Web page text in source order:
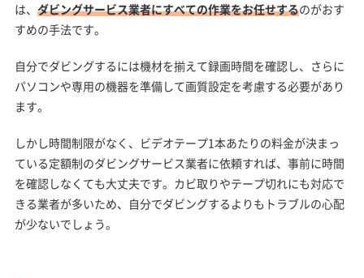
は、 ダビングサービス業者にすべての作業をお任せするのがおす
すめの手法です。
自分でダビングするには機材を揃えて録画時間を確認し、さらに
パソコンや専用の機器を準備して画質設定を考慮する必要があり
ます。
しかし時間制限がなく、ビデオテープ1本あたりの料金が決まっ
ている定額制のダビングサービス業者に依頼すれば、事前に時間
を確認しなくても大丈夫です。カビ取りやテープ切れにも対応で
きる業者が多いため、自分でダビングするよりもトラブルの心配
が少ないでしょう。